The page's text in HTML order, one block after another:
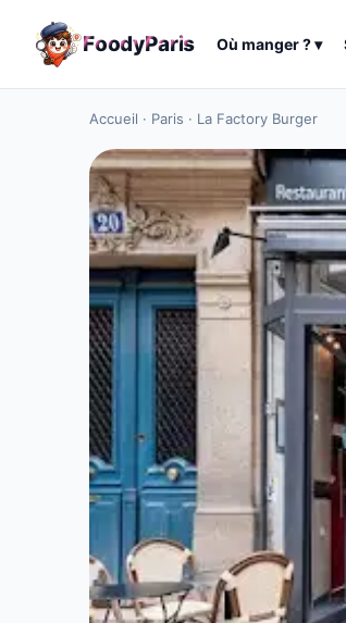
FoodyParis Où manger ?▾
Accueil · Paris · La Factory Burger